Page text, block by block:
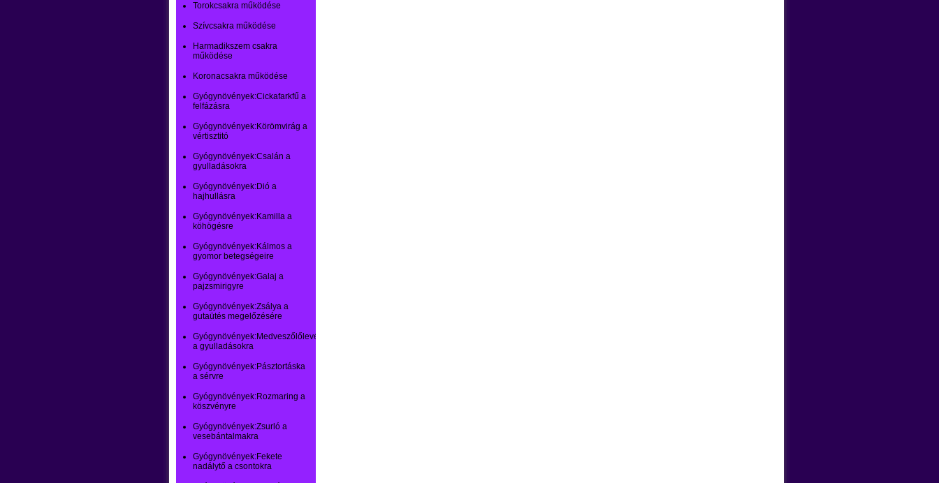
Torokcsakra működése
Szívcsakra működése
Harmadikszem csakra
működése
Koronacsakra működése
Gyógynövények:Cickafarkfű a
felfázásra
Gyógynövények:Körömvirág a
vértisztitó
Gyógynövények:Csalán a
gyulladásokra
Gyógynövények:Dió a
hajhullásra
Gyógynövények:Kamilla a
köhögésre
Gyógynövények:Kálmos a
gyomor betegségeire
Gyógynövények:Galaj a
pajzsmirigyre
Gyógynövények:Zsálya a
gutaütés megelőzésére
Gyógynövények:Medveszőlőlevél
a gyulladásokra
Gyógynövények:Pásztortáska
a sérvre
Gyógynövények:Rozmaring a
köszvényre
Gyógynövények:Zsurló a
vesebántalmakra
Gyógynövények:Fekete
nadálytő a csontokra